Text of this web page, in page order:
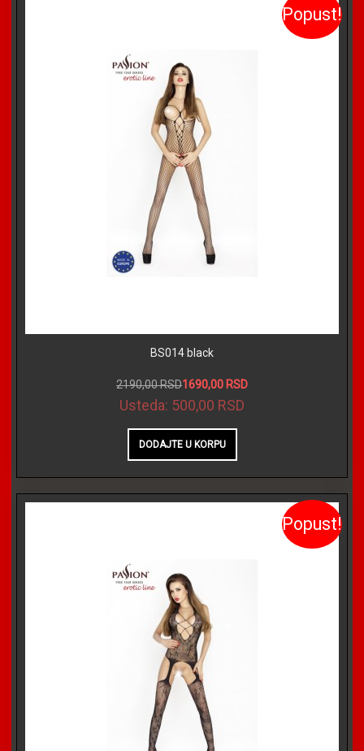
Popust!
BS014 black
2190,00 RSD1690,00 RSD
Usteda: 500,00 RSD
Popust!